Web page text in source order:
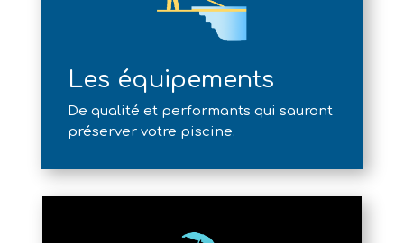
Les équipements
De qualité et performants qui sauront
préserver votre piscine.